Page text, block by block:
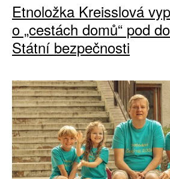
Etnoložka Kreisslová
o „cestách domů“ pod
Státní bezpečnosti